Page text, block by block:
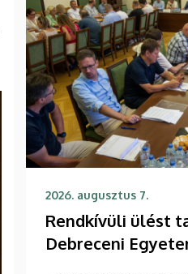
2026. augusztus 7.
Rendkívüli ülést
Debreceni